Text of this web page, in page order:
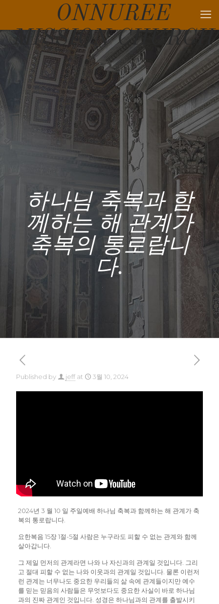
ONNUREE
MISSION CHURCH
하나님 축복과 함
께하는 해 관계가
축복의 통로랍니
다.
Published by jeff at 3월 10, 2024
2024년 3 월 10 일 주일예배 하나님 축복과 함께하는 해 관계가 축
복의 통로랍니다.
요한복음 15장 1절-5절 사람은 누구라도 피할 수 없는 관계와 함께
살아갑니다.
그 제일 먼저의 관계라면 나와 나 자신과의 관계일 것입니다. 그리
고 절대 피할 수 없는 나와 이웃과의 관계일 것입니다. 물론 이런저
런 관계는 너무나도 중요한 우리들의 삶 속에 관계들이지만 예수
를 믿는 믿음의 사람들은 무엇보다도 중요한 사실이 바로 하나님
과의 진짜 관계인 것입니다. 성경은 하나님과의 관계를 출발시키